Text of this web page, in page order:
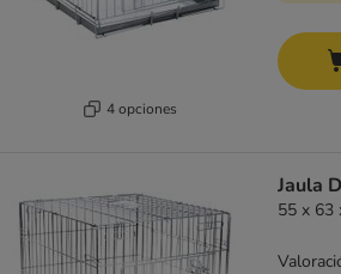
4 opciones
Jaula
55 x 63